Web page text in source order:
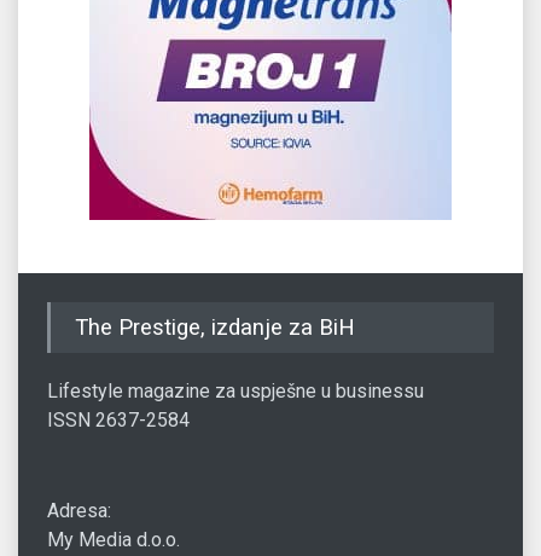
The Prestige, izdanje za BiH
Lifestyle magazine za uspješne u businessu
ISSN 2637-2584
Adresa:
My Media d.o.o.